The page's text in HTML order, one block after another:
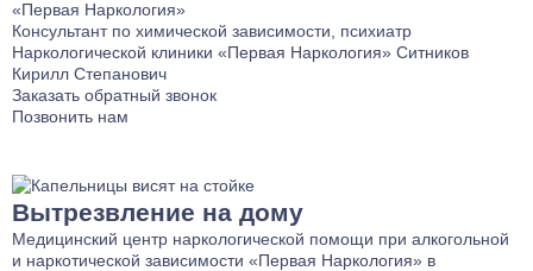
Наркологический стационар
Ресоциализация наркозависимых
Телефон доверия
Лечение булимии
Лечение клаустрофобии
Лечение сонливости
Лечение аутизма
Лечение паранойи
Лечение ОКР
Лечение созависимости
Консультант по химической зависимости, психиатр
Наркологической клиники «Первая Наркология» Ситников
Кирилл Степанович
Заказать обратный звонок
Позвонить нам
Вытрезвление на дому
Медицинский центр наркологической помощи при алкогольной
и наркотической зависимости «Первая Наркология» в